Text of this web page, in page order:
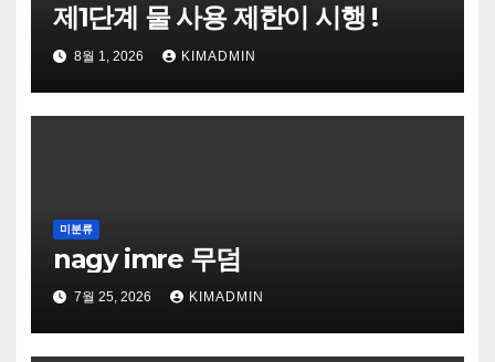
제1단계 물 사용 제한이 시행 !
8월 1, 2026 KIMADMIN
미분류
nagy imre 무덤
7월 25, 2026 KIMADMIN